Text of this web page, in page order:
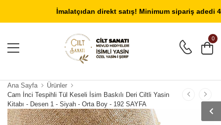
İmalatçıdan direkt satış! Minimum sipariş adedi 40
Giriş Yap Üye Ol
0
Ana Sayfa
Ürünler
Cam İnci Tespihli Tül Keseli İsim Baskılı Deri Ciltli Yasin
Kitabı - Desen 1 - Siyah - Orta Boy - 192 SAYFA